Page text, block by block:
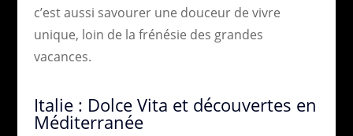
c’est aussi savourer une douceur de vivre
unique, loin de la frénésie des grandes
vacances.
Italie : Dolce Vita et découvertes en
Méditerranée